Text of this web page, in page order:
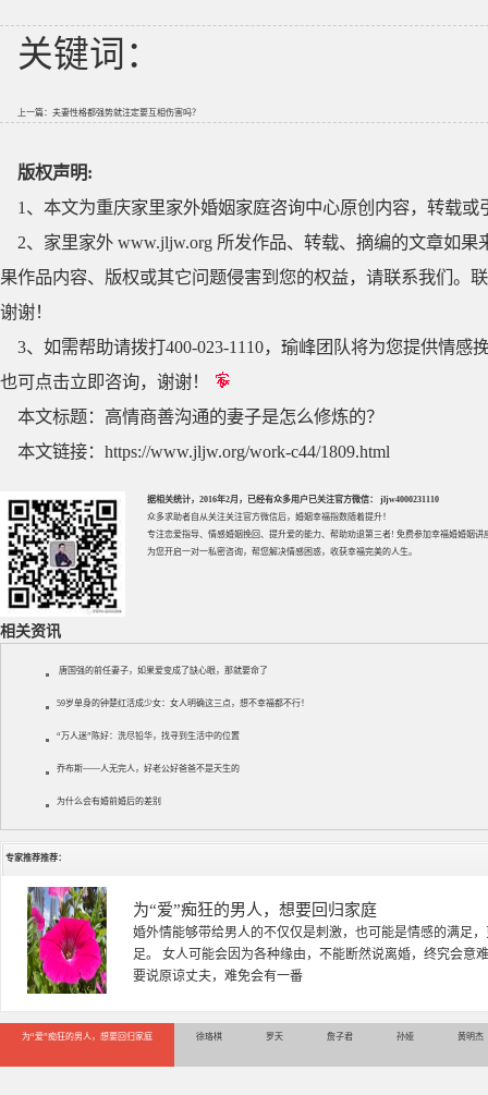
关键词：
上一篇： 夫妻性格都强势就注定要互相伤害吗？
版权声明:
1、本文为重庆家里家外婚姻家庭咨询中心原创内容，转载
2、家里家外 www.jljw.org 所发作品、转载、摘编的文章如
果作品内容、版权或其它问题侵害到您的权益，请联系我们。
谢谢！
3、如需帮助请拨打400-023-1110，瑜峰团队将为您提供情
也可点击立即咨询，谢谢！
本文标题： 高情商善沟通的妻子是怎么修炼的？
本文链接： https://www.jljw.org/work-c44/1809.html
据相关统计，2016年2月，已经有众多用户已关注官方微信： jljw4000231110
众多求助者自从关注关注官方微信后，婚姻幸福指数随着提升！
专注恋爱指导、 情感婚姻挽回 、提升爱的能力、帮助劝退第三者! 免费参加幸福婚婚姻讲
为您开启一对一私密咨询，帮您解决情感困惑，收获幸福完美的人生。
相关资讯
唐国强的前任妻子，如果爱变成了缺心眼，那就要命了
59岁单身的钟楚红活成少女：女人明确这三点，想不幸福都不行！
“万人迷”陈好：洗尽铅华，找寻到生活中的位置
乔布斯——人无完人，好老公好爸爸不是天生的
为什么会有婚前婚后的差别
专家推荐推荐：
徐珞棋
徐珞棋，婚姻家庭咨询师，毕业于重庆师范大学心理学专业
多年，对婚姻情感分析、恋爱择偶、夫妻关系，情感挽回、
千小时，积累了丰富的咨
为“爱”痴狂的男人，想要回归家庭 徐珞棋 罗天 詹子君 孙娅 黄明杰